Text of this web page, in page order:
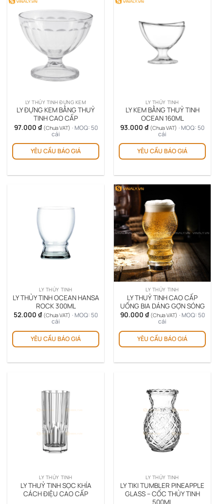
LY THỦY TINH ĐỰNG KEM
LY ĐỰNG KEM BẰNG THUỶ
TINH CAO CẤP
97.000 ₫ (Chưa VAT) · MOQ: 50
cái
YÊU CẦU BÁO GIÁ
LY THỦY TINH
LY KEM BẰNG THUỶ TINH
OCEAN 160ML
93.000 ₫ (Chưa VAT) · MOQ: 50
cái
YÊU CẦU BÁO GIÁ
LY THỦY TINH
LY THỦY TINH OCEAN HANSA
ROCK 300ML
52.000 ₫ (Chưa VAT) · MOQ: 50
cái
YÊU CẦU BÁO GIÁ
LY THỦY TINH
LY THUỶ TINH CAO CẤP
UỐNG BIA DÁNG GỢN SÓNG
90.000 ₫ (Chưa VAT) · MOQ: 50
cái
YÊU CẦU BÁO GIÁ
LY THỦY TINH
LY THUỶ TINH SỌC KHÍA
CÁCH ĐIỆU CAO CẤP
LY THỦY TINH
LY TIKI TUMBLER PINEAPPLE
GLASS – CỐC THỦY TINH
500ML